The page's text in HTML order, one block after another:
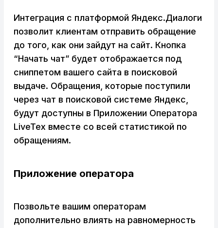
Интеграция с платформой Яндекс.Диалоги
позволит клиентам отправить обращение
до того, как они зайдут на сайт. Кнопка
“Начать чат” будет отображается под
сниппетом вашего сайта в поисковой
выдаче. Обращения, которые поступили
через чат в поисковой системе Яндекс,
будут доступны в Приложении Оператора
LiveTex вместе со всей статистикой по
обращениям.
Приложение оператора
Позвольте вашим операторам
дополнительно влиять на равномерность